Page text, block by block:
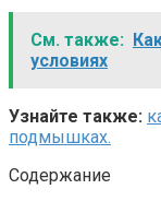
См. также:
условиях
Узнайте также:
подмышках.
Содержание